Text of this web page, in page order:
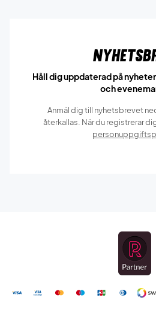
Håll dig uppdaterad på
och
Anmäl dig till nyhetsbrevet
återkallas. När du registrerar